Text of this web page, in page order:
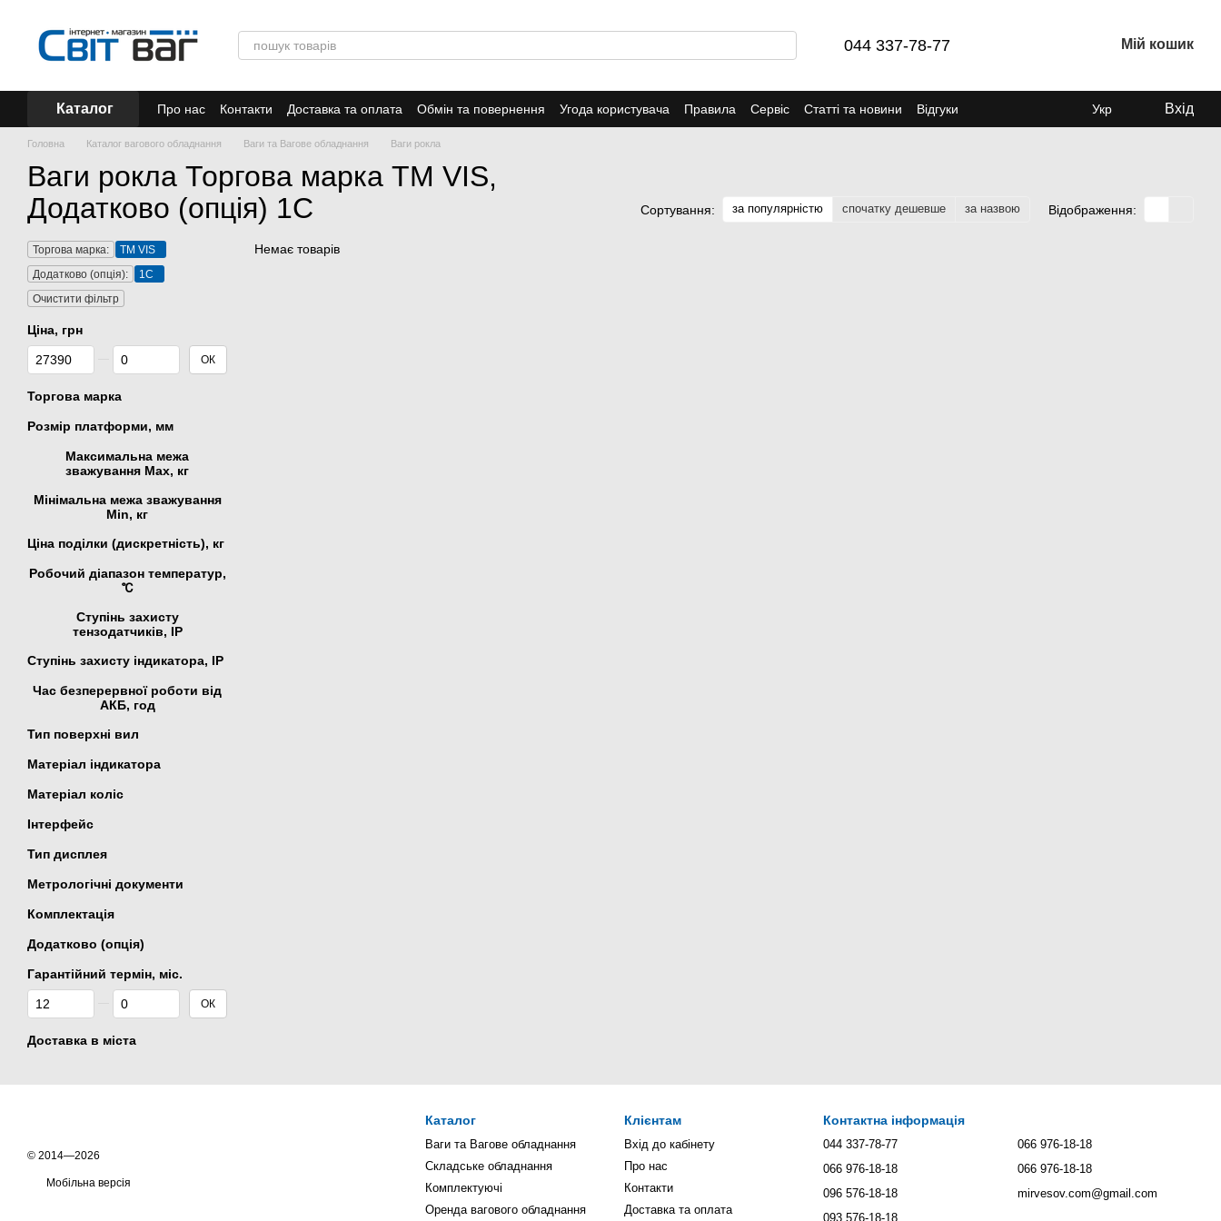
044 337-78-77 Мій кошик
Каталог Про нас Контакти Доставка та оплата Обмін та повернення Угода користувача Правила Сервіс Статті та новини
Відгуки
Акції
Укр Вхід
Головна Каталог вагового обладнання Ваги та Вагове обладнання Ваги рокла
Ваги рокла Торгова марка TM VIS,
Додатково (опція) 1С
Сортування: за популярністю спочатку дешевше за назвою Відображення:
Немає товарів
Торгова марка:
TM VIS
Додатково (опція):
1С
Очистити фільтр
Ціна, грн
Від Ціна, грн
До Ціна, грн ОК
Торгова марка
Розмір платформи, мм
Максимальна межа
зважування Мах, кг
Мінімальна межа зважування
Min, кг
Ціна поділки (дискретність), кг
Робочий діапазон температур,
℃
Ступінь захисту
тензодатчиків, IP
Ступінь захисту індикатора, IP
Час безперервної роботи від
АКБ, год
Тип поверхні вил
Матеріал індикатора
Матеріал коліс
Інтерфейс
Тип дисплея
Метрологічні документи
Комплектація
Додатково (опція)
Гарантійний термін, міс.
Від Гарантійний термін, міс.
До Гарантійний термін, міс. ОК
Доставка в міста
© 2014—2026
Мобільна версія
Каталог
Ваги та Вагове обладнання
Складське обладнання
Комплектуючі
Оренда вагового обладнання
Клієнтам
Вхід до кабінету
Про нас
Контакти
Доставка та оплата
Контактна інформація
044 337-78-77
066 976-18-18
096 576-18-18
093 576-18-18
066 976-18-18
066 976-18-18
mirvesov.com@gmail.com